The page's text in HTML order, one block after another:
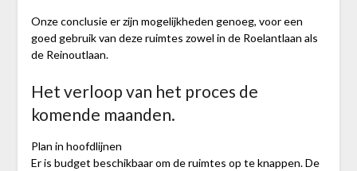
Onze conclusie er zijn mogelijkheden genoeg, voor een
goed gebruik van deze ruimtes zowel in de Roelantlaan als
de Reinoutlaan.
Het verloop van het proces de
komende maanden.
Plan in hoofdlijnen
Er is budget beschikbaar om de ruimtes op te knappen. De